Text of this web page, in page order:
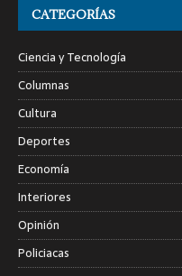
CATEGORÍAS
Ciencia y Tecnología
Columnas
Cultura
Deportes
Economía
Interiores
Opinión
Policiacas